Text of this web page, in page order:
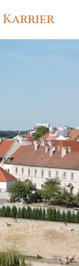
Karrier